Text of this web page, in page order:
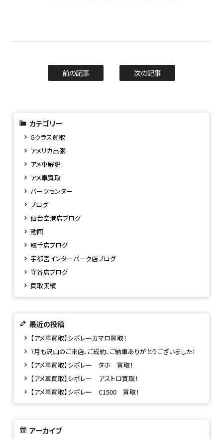
前の記事 次の記事
カテゴリー
Gクラス買取
アメリカ出張
アメ車解説
アメ車買取
パーツセンター
ブログ
仙台空港店ブログ
動画
取手店ブログ
宇都宮インターパーク店ブログ
守谷店ブログ
買取実績
最近の投稿
【アメ車買取】シボレーカマロ買取！
7月も沢山のご来店、ご成約、ご納車ありがとうございました！
【アメ車買取】シボレー タホ 買取！
【アメ車買取】シボレー アストロ買取！
【アメ車買取】シボレー C1500 買取！
アーカイブ